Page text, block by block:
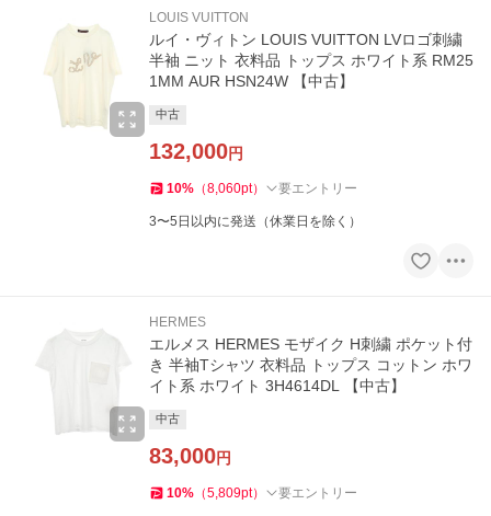
LOUIS VUITTON
ルイ・ヴィトン LOUIS VUITTON LVロゴ刺繍
半袖 ニット 衣料品 トップス ホワイト系 RM25
1MM AUR HSN24W 【中古】
中古
132,000円
10% （8,060pt） 要エントリー
3〜5日以内に発送（休業日を除く）
HERMES
エルメス HERMES モザイク H刺繍 ポケット付
き 半袖Tシャツ 衣料品 トップス コットン ホワ
イト系 ホワイト 3H4614DL 【中古】
中古
83,000円
10% （5,809pt） 要エントリー